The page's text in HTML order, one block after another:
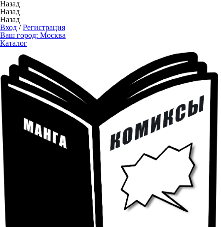
Назад
Назад
Назад
Вход /Регистрация
Ваш город: Москва
Каталог